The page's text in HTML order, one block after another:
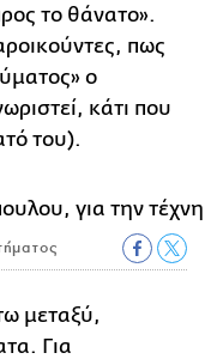
το θάνατο».
πως
ο
κάτι που
του).
μεταξύ,
Για